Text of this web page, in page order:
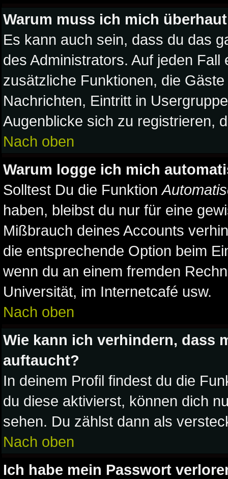
Warum muss ich mich
Es kann auch sein, dass du das
des Administrators. Auf jeden
zusätzliche Funktionen, die
Nachrichten, Eintritt in
Augenblicke sich zu registrieren,
Nach oben
Warum logge ich mich
Solltest Du die Funktion
haben, bleibst du nur für eine
Mißbrauch deines Accounts
die entsprechende Option beim
wenn du an einem fremden
Universität, im Internetcafé usw.
Nach oben
Wie kann ich verhindern, dass
auftaucht?
In deinem Profil findest du die
du diese aktivierst, können dich
sehen. Du zählst dann als
Nach oben
Ich habe mein Passwort